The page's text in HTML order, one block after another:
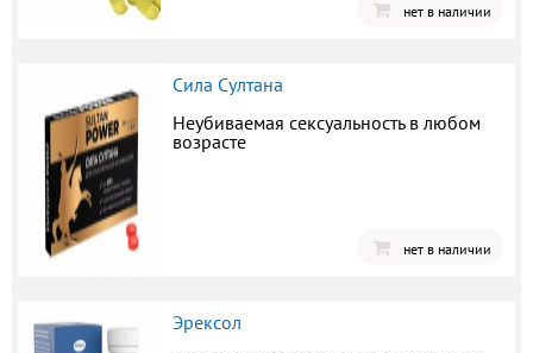
нет в наличии
Сила Султана
Неубиваемая сексуальность в любом
возрасте
нет в наличии
Эрексол